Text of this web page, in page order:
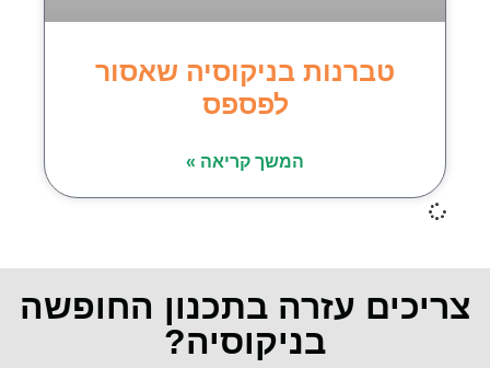
טברנות בניקוסיה שאסור
לפספס
המשך קריאה »
צריכים עזרה בתכנון החופשה
בניקוסיה?